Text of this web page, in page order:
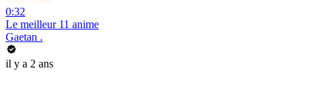
0:32
Le meilleur 11 anime
Gaetan .
il y a 2 ans